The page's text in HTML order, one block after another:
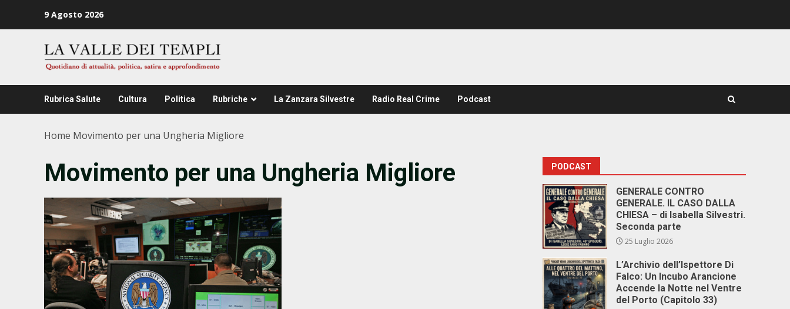
9 Agosto 2026
Rubrica Salute Cultura Politica Rubriche La Zanzara Silvestre Radio Real Crime Podcast
Home Movimento per una Ungheria Migliore
Movimento per una Ungheria Migliore PODCAST
GENERALE CONTRO
GENERALE. IL CASO DALLA
CHIESA – di Isabella Silvestri.
Seconda parte
25 Luglio 2026
L’Archivio dell’Ispettore Di
Falco: Un Incubo Arancione
Accende la Notte nel Ventre
del Porto (Capitolo 33)